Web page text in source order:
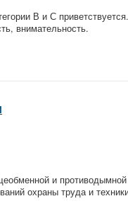
В и С
внимательность.
и
охраны труда и